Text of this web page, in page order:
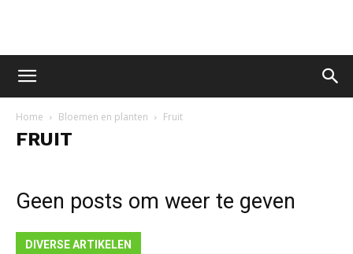
Home Bloemen en planten Fruit
FRUIT
Geen posts om weer te geven
DIVERSE ARTIKELEN